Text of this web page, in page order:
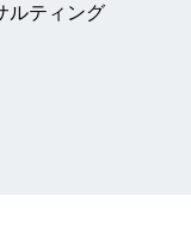
ルティング